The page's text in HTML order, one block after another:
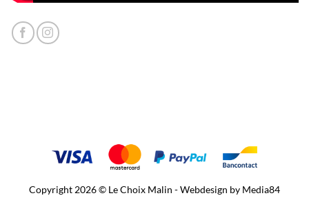
Copyright 2026 © Le Choix Malin - Webdesign by Media84